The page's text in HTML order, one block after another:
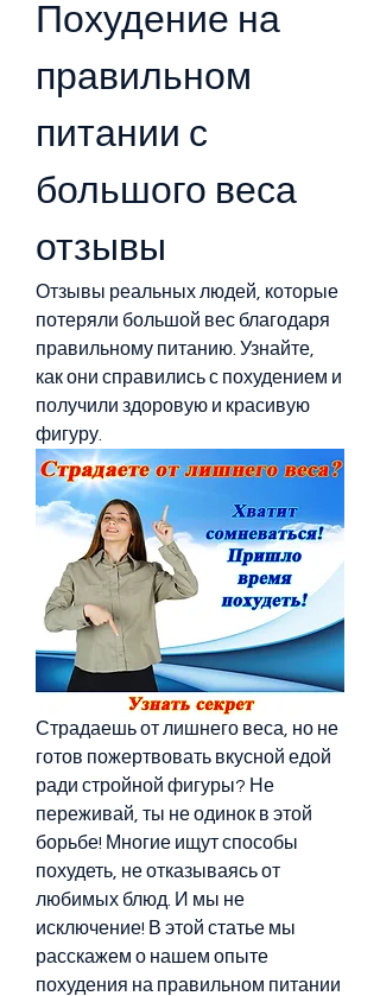
Похудение на
правильном
питании с
большого веса
отзывы
Отзывы реальных людей, которые
потеряли большой вес благодаря
правильному питанию. Узнайте,
как они справились с похудением и
получили здоровую и красивую
фигуру.
Страдаешь от лишнего веса, но не
готов пожертвовать вкусной едой
ради стройной фигуры? Не
переживай, ты не одинок в этой
борьбе! Многие ищут способы
похудеть, не отказываясь от
любимых блюд. И мы не
исключение! В этой статье мы
расскажем о нашем опыте
похудения на правильном питании